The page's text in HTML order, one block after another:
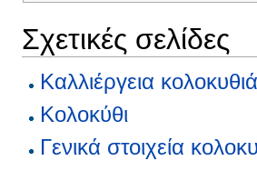
Σχετικές σελίδες
Καλλιέργεια
Κολοκύθι
Γενικά στοιχεία